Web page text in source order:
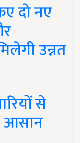
दो नए
उन्नत
से
आसान